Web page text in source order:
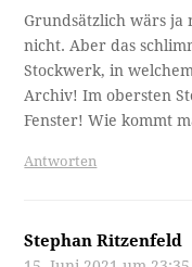
Grundsätzlich wärs ja
nicht. Aber das
Stockwerk, in
Archiv! Im obersten
Fenster! Wie kommt
Antworten
Stephan Ritzenfeld